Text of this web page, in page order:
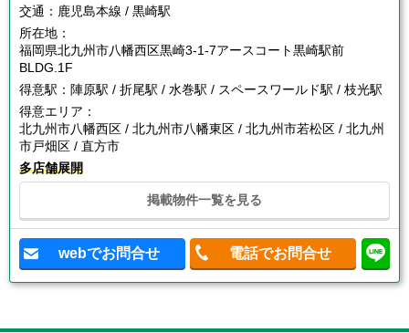
交通： 鹿児島本線 / 黒崎駅
所在地：
福岡県北九州市八幡西区黒崎3-1-7アースコート黒崎駅前
BLDG.1F
得意駅： 陣原駅 / 折尾駅 / 水巻駅 / スペースワールド駅 / 枝光駅
得意エリア：
北九州市八幡西区 / 北九州市八幡東区 / 北九州市若松区 / 北九州
市戸畑区 / 直方市
多店舗展開
掲載物件一覧を見る
webでお問合せ 電話でお問合せ